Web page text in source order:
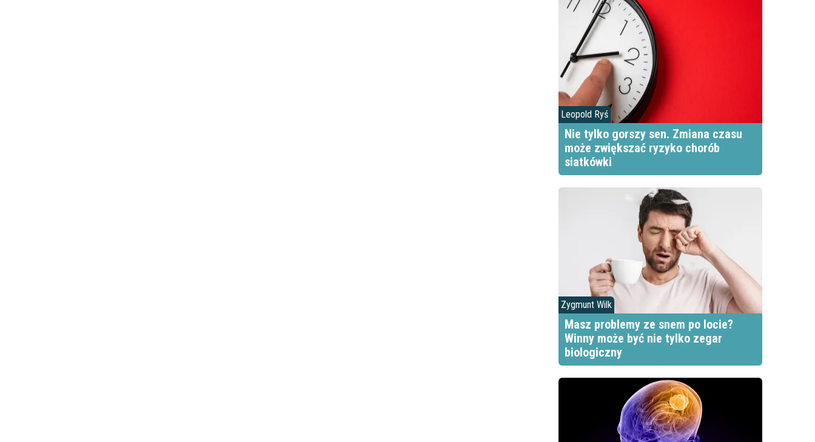
Leopold Ryś
Nie tylko gorszy sen. Zmiana czasu
może zwiększać ryzyko chorób
siatkówki
Zygmunt Wilk
Masz problemy ze snem po locie?
Winny może być nie tylko zegar
biologiczny